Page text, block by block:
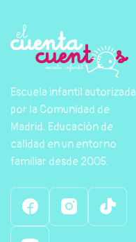
Escuela infantil autorizada
por la Comunidad de
Madrid. Educación de
calidad en un entorno
familiar desde 2005.